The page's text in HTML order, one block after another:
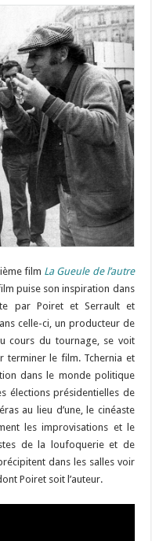
film La Gueule de l’autre
puise son inspiration dans
par Poiret et Serrault et
celle-ci, un producteur de
cours du tournage, se voit
terminer le film. Tchernia et
dans le monde politique
élections présidentielles de
au lieu d’une, le cinéaste
les improvisations et le
de la loufoquerie et de
dans les salles voir
Poiret soit l’auteur.